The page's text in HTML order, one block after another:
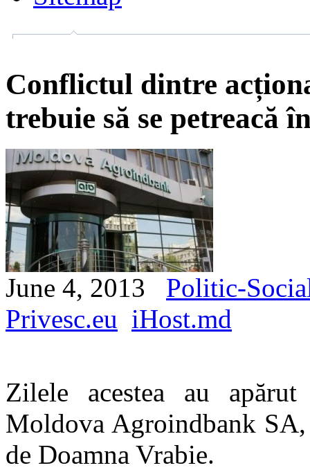
Conflictul dintre
trebuie să se petreacă
June 4, 2013
Politic-
Privesc.eu iHost.md
Zilele acestea au
Moldova Agroindbank SA,
de Doamna Vrabie.